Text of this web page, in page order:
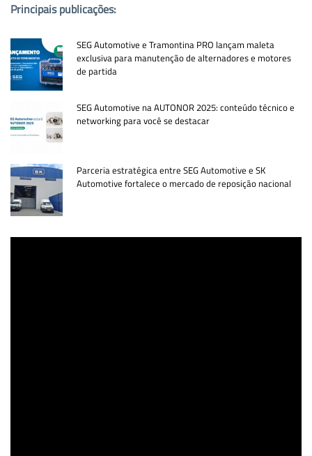
Principais publicações:
SEG Automotive e Tramontina PRO lançam maleta
exclusiva para manutenção de alternadores e motores
de partida
SEG Automotive na AUTONOR 2025: conteúdo técnico e
networking para você se destacar
Parceria estratégica entre SEG Automotive e SK
Automotive fortalece o mercado de reposição nacional